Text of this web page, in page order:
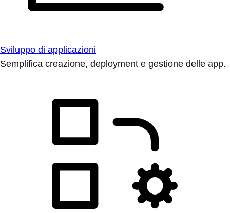
Sviluppo di applicazioni
Semplifica creazione, deployment e gestione delle app.